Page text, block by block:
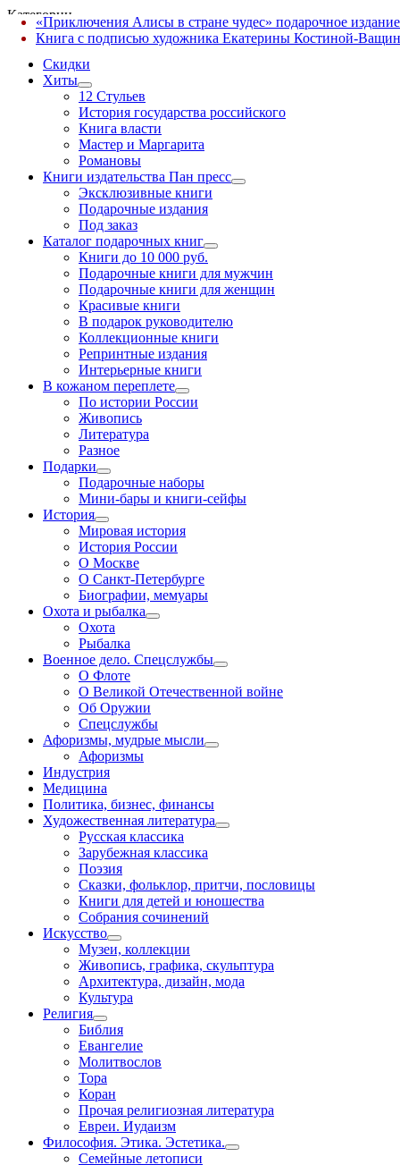
Категории
Скидки
Хиты
12 Стульев
История государства российского
Книга власти
Мастер и Маргарита
Романовы
Книги издательства Пан пресс
Эксклюзивные книги
Подарочные издания
Под заказ
Каталог подарочных книг
Книги до 10 000 руб.
Подарочные книги для мужчин
Подарочные книги для женщин
Красивые книги
В подарок руководителю
Коллекционные книги
Репринтные издания
Интерьерные книги
В кожаном переплете
По истории России
Живопись
Литература
Разное
Подарки
Подарочные наборы
Мини-бары и книги-сейфы
История
Мировая история
История России
О Москве
О Санкт-Петербурге
Биографии, мемуары
Охота и рыбалка
Охота
Рыбалка
Военное дело. Спецслужбы
О Флоте
О Великой Отечественной войне
Об Оружии
Спецслужбы
Афоризмы, мудрые мысли
Афоризмы
Индустрия
Медицина
Политика, бизнес, финансы
Художественная литература
Русская классика
Зарубежная классика
Поэзия
Сказки, фольклор, притчи, пословицы
Книги для детей и юношества
Собрания сочинений
Искусство
Музеи, коллекции
Живопись, графика, скульптура
Архитектура, дизайн, мода
Культура
Религия
Библия
Евангелие
Молитвослов
Тора
Коран
Прочая религиозная литература
Евреи. Иудаизм
Философия. Этика. Эстетика.
Семейные летописи
«Приключения Алисы в стране чудес» подарочное издание
Книга с подписью художника Екатерины Костиной-